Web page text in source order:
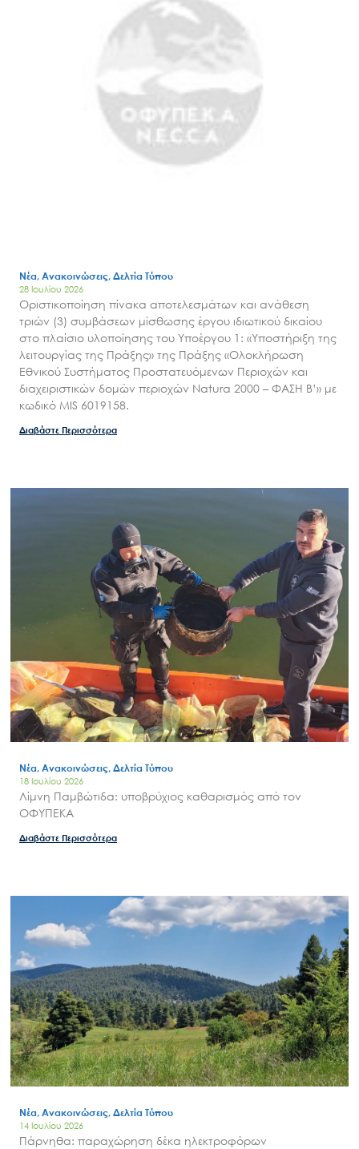
Search
for:
Ο.ΦΥ.ΠΕ.Κ.Α.
Νέα – Δημοσιότητα
Άξονες δράσης
Μ.Δ.Π.Π.
Έργα
Εισιτήρια
Επικοινωνία
Νέα, Ανακοινώσεις, Δελτία Τύπου
28 Ιουλίου 2026
Οριστικοποίηση πίνακα αποτελεσμάτων και ανάθεση
τριών (3) συμβάσεων μίσθωσης έργου ιδιωτικού δικαίου
στο πλαίσιο υλοποίησης του Υποέργου 1: «Υποστήριξη της
λειτουργίας της Πράξης» της Πράξης «Ολοκλήρωση
Εθνικού Συστήματος Προστατευόμενων Περιοχών και
διαχειριστικών δομών περιοχών Natura 2000 – ΦΑΣΗ Β’» με
κωδικό MIS 6019158.
Διαβάστε Περισσότερα
Νέα, Ανακοινώσεις, Δελτία Τύπου
18 Ιουλίου 2026
Λίμνη Παμβώτιδα: υποβρύχιος καθαρισμός από τον
ΟΦΥΠΕΚΑ
Διαβάστε Περισσότερα
Νέα, Ανακοινώσεις, Δελτία Τύπου
14 Ιουλίου 2026
Πάρνηθα: παραχώρηση δέκα ηλεκτροφόρων